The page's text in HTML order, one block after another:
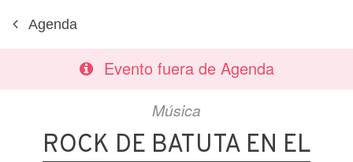
Agenda
Evento fuera de Agenda
Música
ROCK DE BATUTA EN EL